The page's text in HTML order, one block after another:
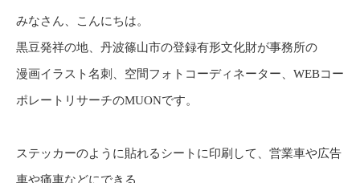
みなさん、こんにちは。
黒豆発祥の地、丹波篠山市の登録有形文化財が事務所の
漫画イラスト名刺、空間フォトコーディネーター、WEBコー
ポレートリサーチのMUONです。
ステッカーのように貼れるシートに印刷して、営業車や広告
車や痛車などにできる